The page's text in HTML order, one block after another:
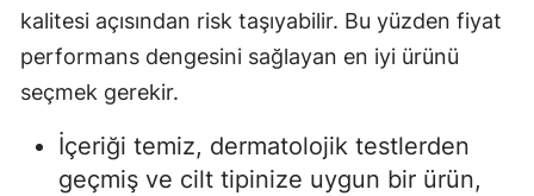
kalitesi açısından risk taşıyabilir. Bu yüzden fiyat
performans dengesini sağlayan en iyi ürünü
seçmek gerekir.
İçeriği temiz, dermatolojik testlerden
geçmiş ve cilt tipinize uygun bir ürün,